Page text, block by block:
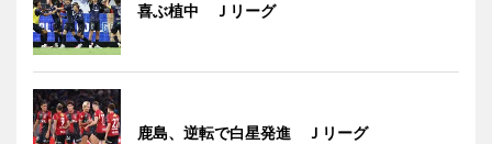
喜ぶ植中 Ｊリーグ
鹿島、逆転で白星発進 Ｊリーグ